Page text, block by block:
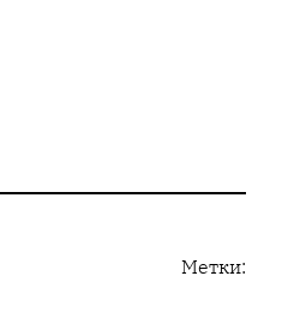
Метки: